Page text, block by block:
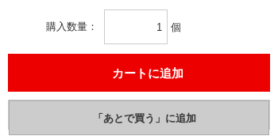
購入数量 個